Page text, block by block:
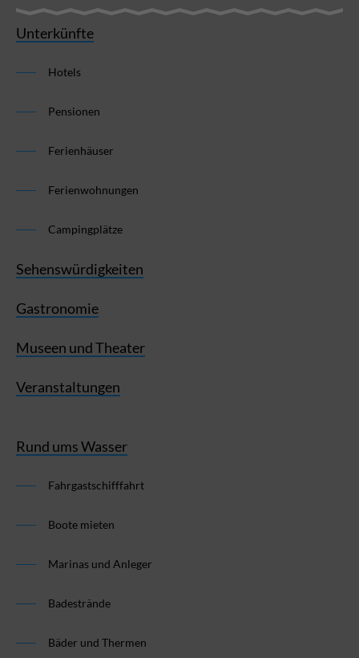
Unterkünfte
Hotels
Pensionen
Ferienhäuser
Ferienwohnungen
Campingplätze
Sehenswürdigkeiten
Gastronomie
Museen und Theater
Veranstaltungen
Rund ums Wasser
Fahrgastschifffahrt
Boote mieten
Marinas und Anleger
Badestrände
Bäder und Thermen